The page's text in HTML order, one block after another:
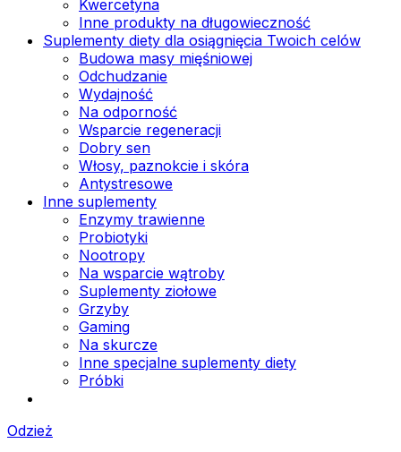
Kwercetyna
Inne produkty na długowieczność
Suplementy diety dla osiągnięcia Twoich celów
Budowa masy mięśniowej
Odchudzanie
Wydajność
Na odporność
Wsparcie regeneracji
Dobry sen
Włosy, paznokcie i skóra
Antystresowe
Inne suplementy
Enzymy trawienne
Probiotyki
Nootropy
Na wsparcie wątroby
Suplementy ziołowe
Grzyby
Gaming
Na skurcze
Inne specjalne suplementy diety
Próbki
Odzież